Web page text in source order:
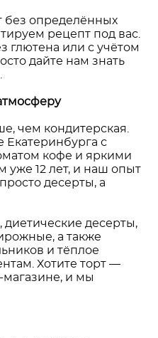
без определённых
рецепт под вас.
глютена или с учётом
дайте нам знать
чем кондитерская.
Екатеринбурга с
кофе и яркими
уже 12 лет, и наш опыт
десерты, а
десерты,
а также
и тёплое
Хотите торт —
магазине, и мы